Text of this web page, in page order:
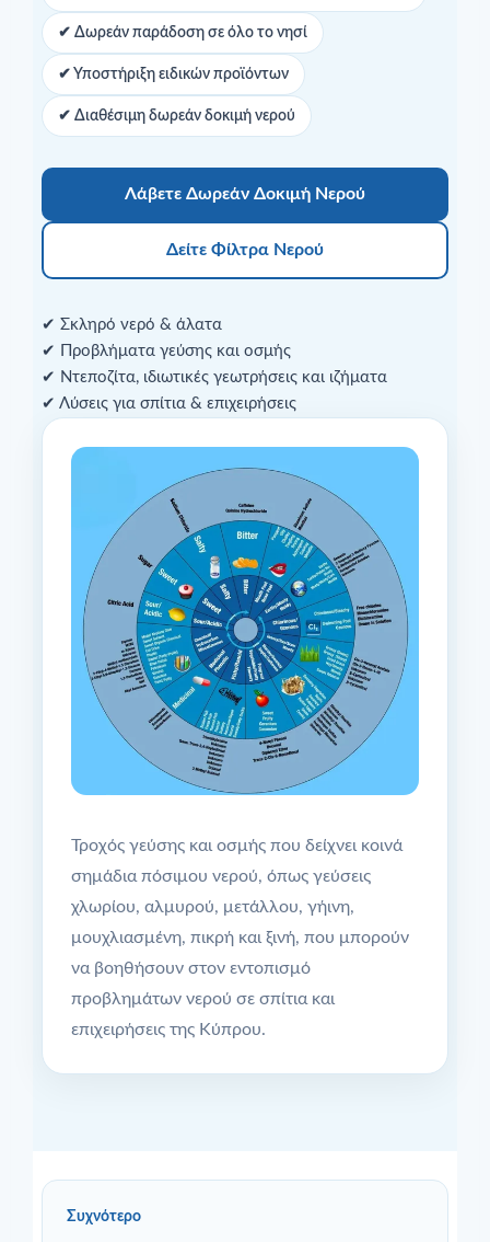
✔ Δωρεάν παράδοση σε όλο το νησί
✔ Υποστήριξη ειδικών προϊόντων
✔ Διαθέσιμη δωρεάν δοκιμή νερού
Λάβετε Δωρεάν Δοκιμή Νερού
Δείτε Φίλτρα Νερού
✔ Σκληρό νερό & άλατα
✔ Προβλήματα γεύσης και οσμής
✔ Ντεποζίτα, ιδιωτικές γεωτρήσεις και ιζήματα
✔ Λύσεις για σπίτια & επιχειρήσεις
Τροχός γεύσης και οσμής που δείχνει κοινά
σημάδια πόσιμου νερού, όπως γεύσεις
χλωρίου, αλμυρού, μετάλλου, γήινη,
μουχλιασμένη, πικρή και ξινή, που μπορούν
να βοηθήσουν στον εντοπισμό
προβλημάτων νερού σε σπίτια και
επιχειρήσεις της Κύπρου.
Συχνότερο